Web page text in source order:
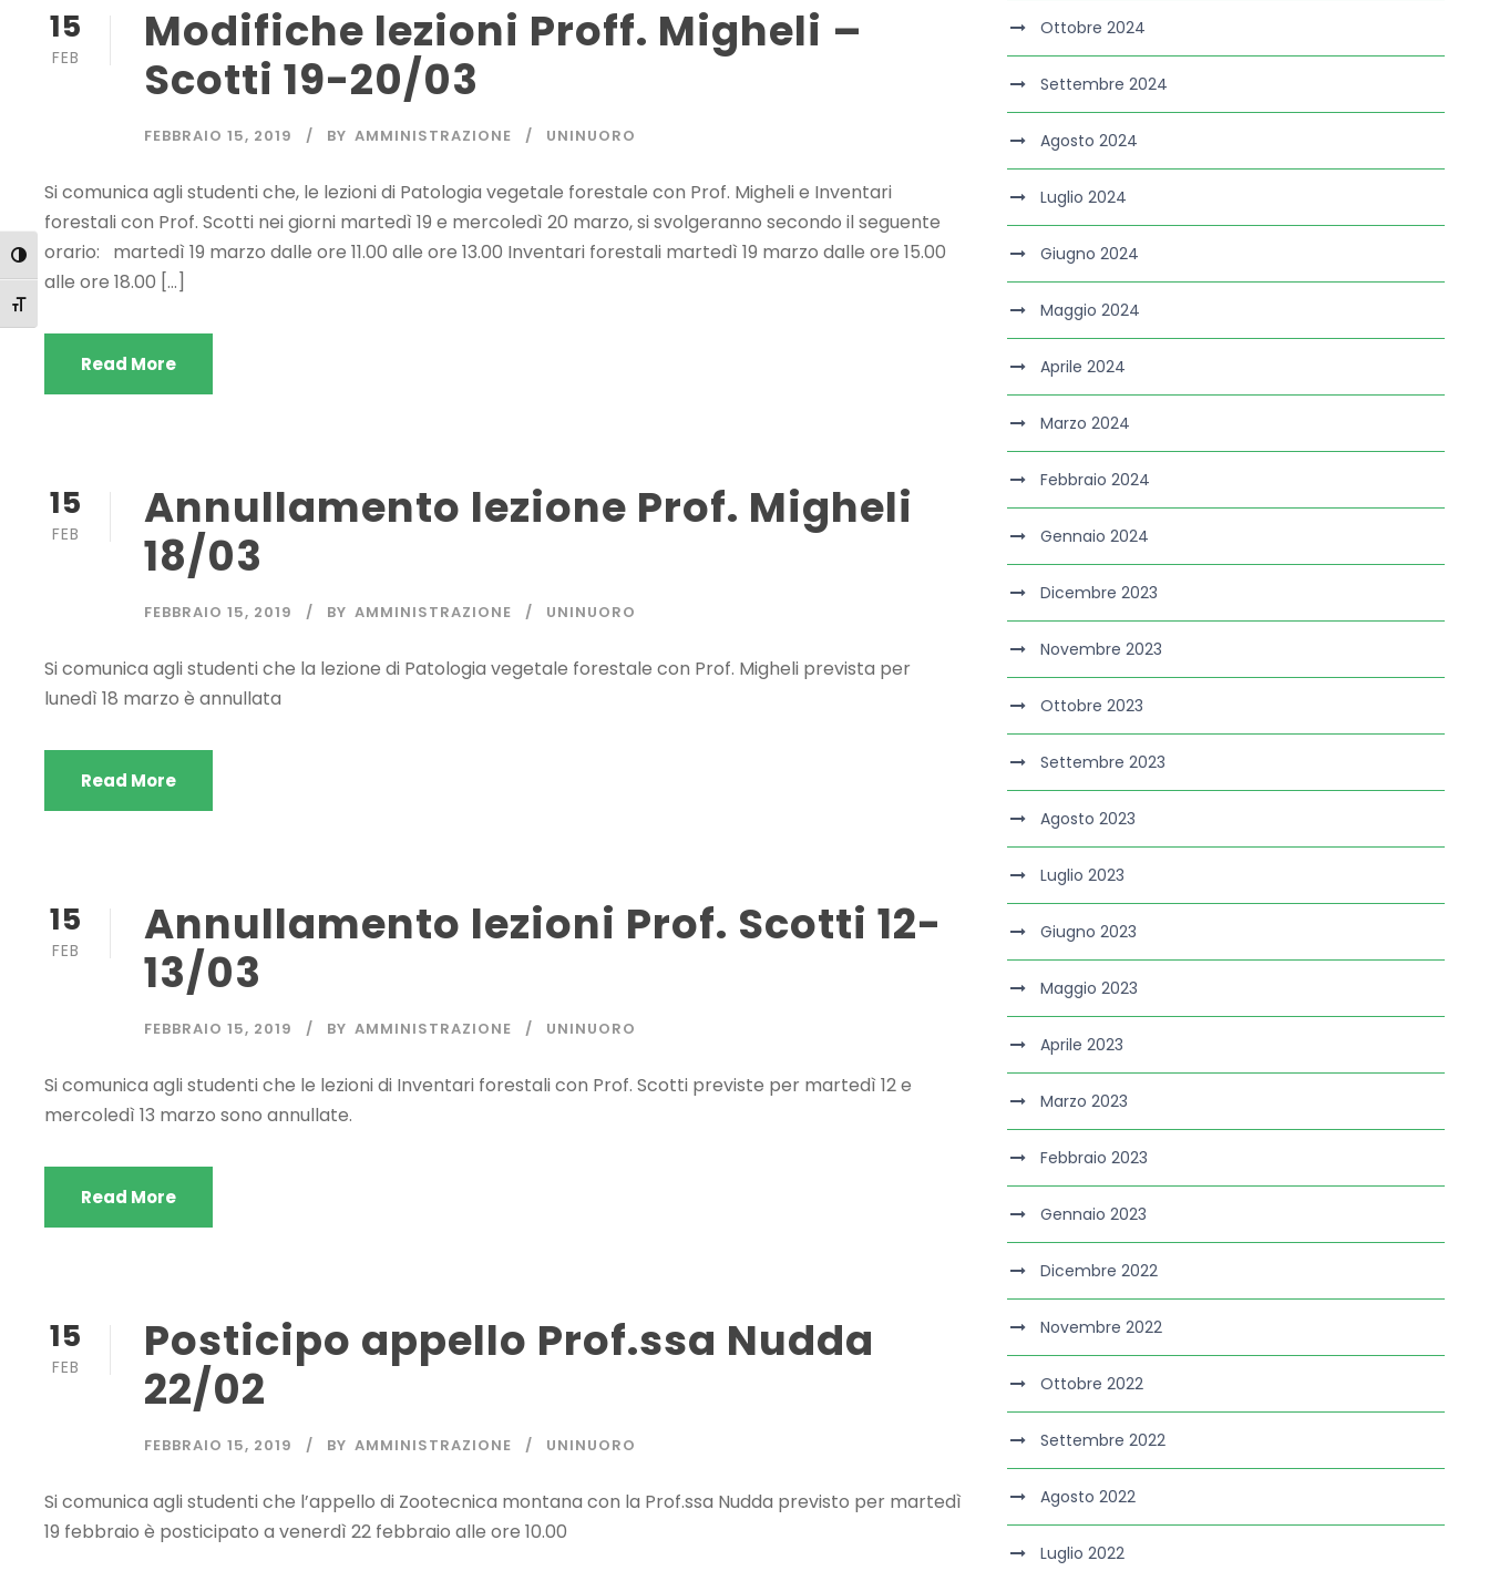
Attiva/disattiva alto contrasto
Attiva/disattiva dimensione testo
15
FEB
Modifiche lezioni Proff. Migheli –
Scotti 19-20/03
FEBBRAIO 15, 2019 BY AMMINISTRAZIONE UNINUORO
Si comunica agli studenti che, le lezioni di Patologia vegetale forestale con Prof. Migheli e Inventari
forestali con Prof. Scotti nei giorni martedì 19 e mercoledì 20 marzo, si svolgeranno secondo il seguente
orario: martedì 19 marzo dalle ore 11.00 alle ore 13.00 Inventari forestali martedì 19 marzo dalle ore 15.00
alle ore 18.00 […]
Read More
15
FEB
Annullamento lezione Prof. Migheli
18/03
FEBBRAIO 15, 2019 BY AMMINISTRAZIONE UNINUORO
Si comunica agli studenti che la lezione di Patologia vegetale forestale con Prof. Migheli prevista per
lunedì 18 marzo è annullata
Read More
15
FEB
Annullamento lezioni Prof. Scotti 12-
13/03
FEBBRAIO 15, 2019 BY AMMINISTRAZIONE UNINUORO
Si comunica agli studenti che le lezioni di Inventari forestali con Prof. Scotti previste per martedì 12 e
mercoledì 13 marzo sono annullate.
Read More
15
FEB
Posticipo appello Prof.ssa Nudda
22/02
FEBBRAIO 15, 2019 BY AMMINISTRAZIONE UNINUORO
Si comunica agli studenti che l’appello di Zootecnica montana con la Prof.ssa Nudda previsto per martedì
19 febbraio è posticipato a venerdì 22 febbraio alle ore 10.00
Ottobre 2024
Settembre 2024
Agosto 2024
Luglio 2024
Giugno 2024
Maggio 2024
Aprile 2024
Marzo 2024
Febbraio 2024
Gennaio 2024
Dicembre 2023
Novembre 2023
Ottobre 2023
Settembre 2023
Agosto 2023
Luglio 2023
Giugno 2023
Maggio 2023
Aprile 2023
Marzo 2023
Febbraio 2023
Gennaio 2023
Dicembre 2022
Novembre 2022
Ottobre 2022
Settembre 2022
Agosto 2022
Luglio 2022